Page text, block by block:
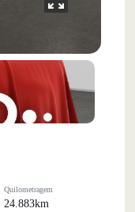
Quilometragem
24.883km